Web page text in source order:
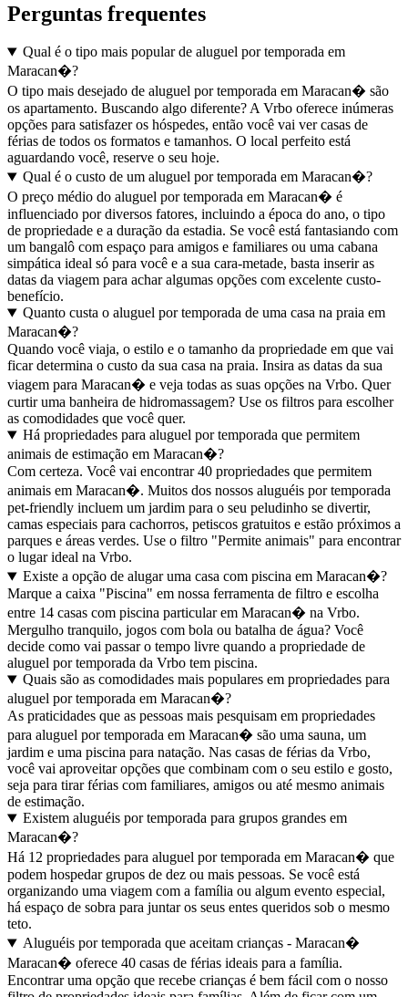
Perguntas frequentes
Qual é o tipo mais popular de aluguel por temporada em
Maracan�?
O tipo mais desejado de aluguel por temporada em Maracan� são
os apartamento. Buscando algo diferente? A Vrbo oferece inúmeras
opções para satisfazer os hóspedes, então você vai ver casas de
férias de todos os formatos e tamanhos. O local perfeito está
aguardando você, reserve o seu hoje.
Qual é o custo de um aluguel por temporada em Maracan�?
O preço médio do aluguel por temporada em Maracan� é
influenciado por diversos fatores, incluindo a época do ano, o tipo
de propriedade e a duração da estadia. Se você está fantasiando com
um bangalô com espaço para amigos e familiares ou uma cabana
simpática ideal só para você e a sua cara-metade, basta inserir as
datas da viagem para achar algumas opções com excelente custo-
benefício.
Quanto custa o aluguel por temporada de uma casa na praia em
Maracan�?
Quando você viaja, o estilo e o tamanho da propriedade em que vai
ficar determina o custo da sua casa na praia. Insira as datas da sua
viagem para Maracan� e veja todas as suas opções na Vrbo. Quer
curtir uma banheira de hidromassagem? Use os filtros para escolher
as comodidades que você quer.
Há propriedades para aluguel por temporada que permitem
animais de estimação em Maracan�?
Com certeza. Você vai encontrar 40 propriedades que permitem
animais em Maracan�. Muitos dos nossos aluguéis por temporada
pet-friendly incluem um jardim para o seu peludinho se divertir,
camas especiais para cachorros, petiscos gratuitos e estão próximos a
parques e áreas verdes. Use o filtro "Permite animais" para encontrar
o lugar ideal na Vrbo.
Existe a opção de alugar uma casa com piscina em Maracan�?
Marque a caixa "Piscina" em nossa ferramenta de filtro e escolha
entre 14 casas com piscina particular em Maracan� na Vrbo.
Mergulho tranquilo, jogos com bola ou batalha de água? Você
decide como vai passar o tempo livre quando a propriedade de
aluguel por temporada da Vrbo tem piscina.
Quais são as comodidades mais populares em propriedades para
aluguel por temporada em Maracan�?
As praticidades que as pessoas mais pesquisam em propriedades
para aluguel por temporada em Maracan� são uma sauna, um
jardim e uma piscina para natação. Nas casas de férias da Vrbo,
você vai aproveitar opções que combinam com o seu estilo e gosto,
seja para tirar férias com familiares, amigos ou até mesmo animais
de estimação.
Existem aluguéis por temporada para grupos grandes em
Maracan�?
Há 12 propriedades para aluguel por temporada em Maracan� que
podem hospedar grupos de dez ou mais pessoas. Se você está
organizando uma viagem com a família ou algum evento especial,
há espaço de sobra para juntar os seus entes queridos sob o mesmo
teto.
Aluguéis por temporada que aceitam crianças - Maracan�
Maracan� oferece 40 casas de férias ideais para a família.
Encontrar uma opção que recebe crianças é bem fácil com o nosso